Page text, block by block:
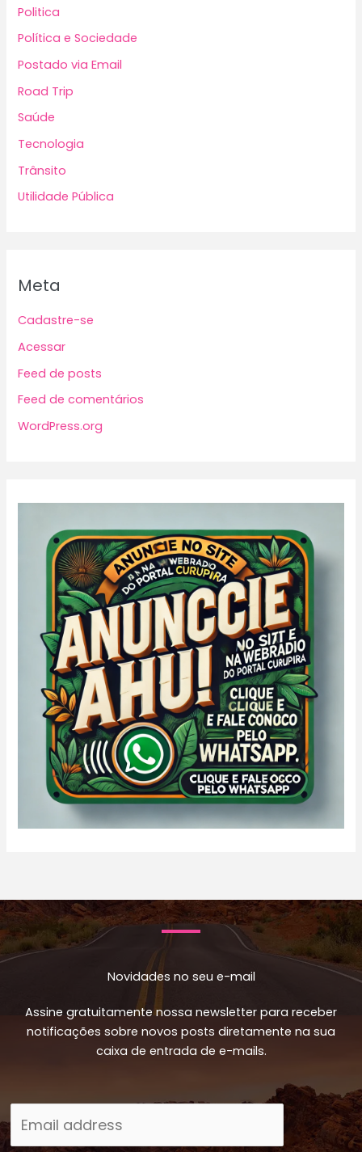
Politica
Política e Sociedade
Postado via Email
Road Trip
Saúde
Tecnologia
Trânsito
Utilidade Pública
Meta
Cadastre-se
Acessar
Feed de posts
Feed de comentários
WordPress.org
Novidades no seu e-mail
Assine gratuitamente nossa newsletter para receber
notificações sobre novos posts diretamente na sua
caixa de entrada de e-mails.